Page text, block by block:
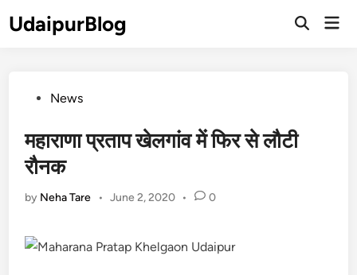
toUdaipurBlog
Open
PostedNews
महाराणा प्रताप खेलगांव में फिर से लौटी
रौनक
by Neha Tare • June 2, 2020 • 0